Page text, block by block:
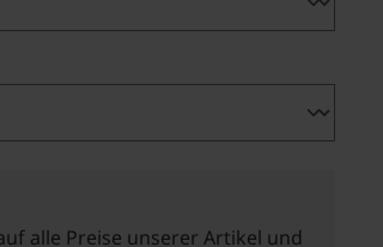
alle Preise unserer Artikel und